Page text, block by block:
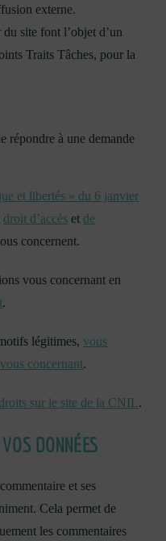
externe.
site font l’objet d’un
Traits Tâches, pour la
répondre à une demande
et libertés » du 6 janvier
droit d’accès et de
concernent.
vous concernant en
.
légitimes,vous
concernant.
sur le site de la CNIL.
DONNÉES
et ses
Cela permet de
les commentaires